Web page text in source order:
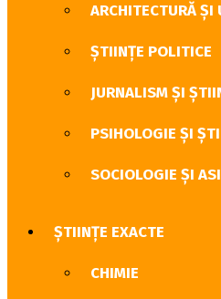
ARCHITECTURĂ ȘI
ȘTIINȚE POLITICE
JURNALISM ȘI
PSIHOLOGIE ȘI
SOCIOLOGIE ȘI
ȘTIINȚE EXACTE
CHIMIE